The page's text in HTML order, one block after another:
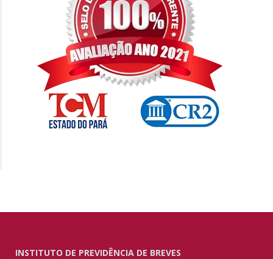
INSTITUTO DE PREVIDÊNCIA DE BREVES